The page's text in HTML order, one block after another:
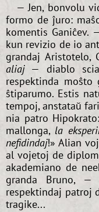
— Jen, bonvolu
formo de ĵuro:
komentis Ganiĉev.
kun revizio de io
grandaj Aristotelo,
aliaj— diablo
respektinda
ŝtiparumo. Estis
tempoj, anstataŭ
nia patro
mallonga, la
nefidindaj!» Alian
al vojetoj de
akademiano de
granda Bruno,
respektindaj patroj
tragike...